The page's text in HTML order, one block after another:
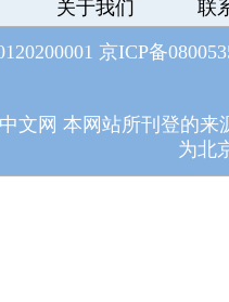
关于我们 联
京ICP备
文网 本网站所刊登的
为北